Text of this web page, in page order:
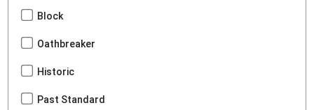
Block
Oathbreaker
Historic
Past Standard